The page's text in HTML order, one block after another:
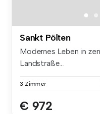
Sankt Pölten
Modernes Leben in
Landstraße...
3 Zimmer
€ 972